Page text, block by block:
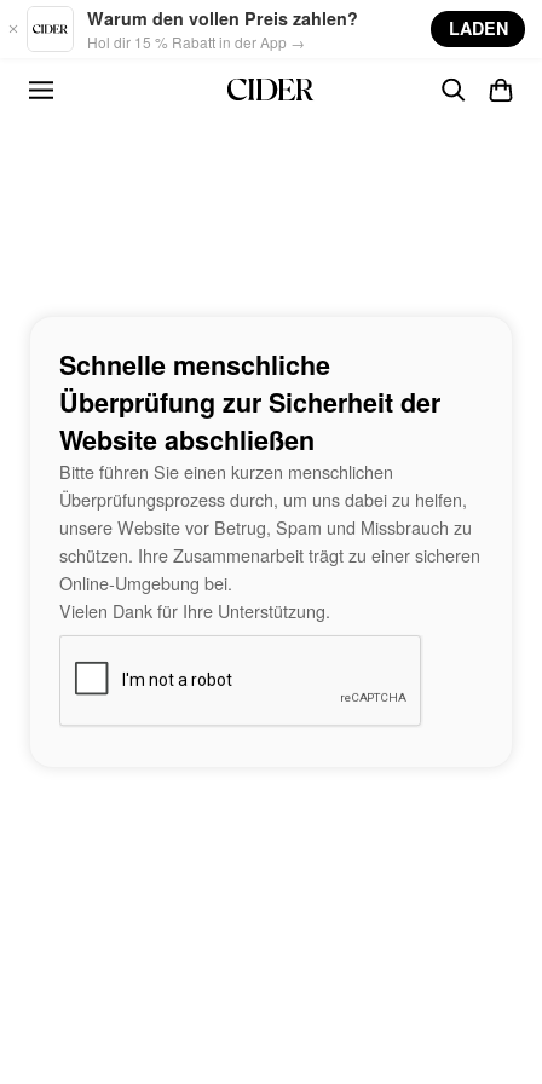
Skip to main content
Warum den vollen Preis zahlen?
Hol dir 15 % Rabatt in der App →
LADEN
Schnelle menschliche
Überprüfung zur Sicherheit der
Website abschließen
Bitte führen Sie einen kurzen menschlichen
Überprüfungsprozess durch, um uns dabei zu helfen,
unsere Website vor Betrug, Spam und Missbrauch zu
schützen. Ihre Zusammenarbeit trägt zu einer sicheren
Online-Umgebung bei.
Vielen Dank für Ihre Unterstützung.